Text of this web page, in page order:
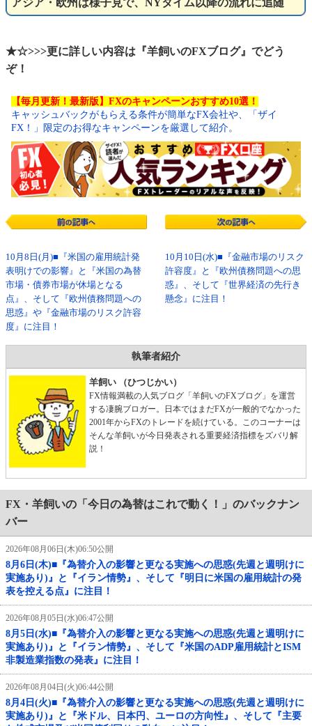
アジア・欧州は様子見で、NYタイム以降の流れに追随
★☆>>>更に詳しい内容は『羊飼いのFXブログ』でどう
ぞ！
【毎月更新！最新版】FXのキャンペーンおすすめ10選！
キャッシュバックがもらえる条件が簡単なFX会社や、「ザイ
FX！」限定のお得なキャンペーンを厳選して紹介。
10月8日(月)■『米国の雇用統計発
表明けでの影響』と『米国の為替
市場・債券市場が休場となる
点』、そして『欧州債務問題への
思惑』や『金融市場のリスク許容
度』に注目！
10月10日(水)■『金融市場のリスク
許容度』と『欧州債務問題への思
惑』、そして『世界経済の先行き
懸念』に注目！
執筆者紹介
羊飼い （ひつじかい）
FX情報満載の人気ブログ「羊飼いのFXブログ」を運営
する凄腕ブロガー。日本ではまだFXが一般的でなかった
2001年からFXのトレードを続けている。このコーナーは
そんな羊飼いが今日発表される重要経済指標をズバリ解
説！
FX・羊飼いの「今日の為替はこれで動く！」のバックナン
バー
2026年08月06日(木)06:50公開
8月6日(木)■『為替介入の影響と更なる実施への思惑(先週と週明けに
実施あり)』と『イラン情勢』、そして『明日に米国の雇用統計の発
表を控える点』に注目！
2026年08月05日(水)06:47公開
8月5日(水)■『為替介入の影響と更なる実施への思惑(先週と週明けに
実施あり)』と『イラン情勢』、そして『米国のADP雇用統計とISM
非製造業指数の発表』に注目！
2026年08月04日(火)06:44公開
8月4日(火)■『為替介入の影響と更なる実施への思惑(先週と週明けに
実施あり)』と『米ドル、日本円、ユーロの方向性』、そして『主要